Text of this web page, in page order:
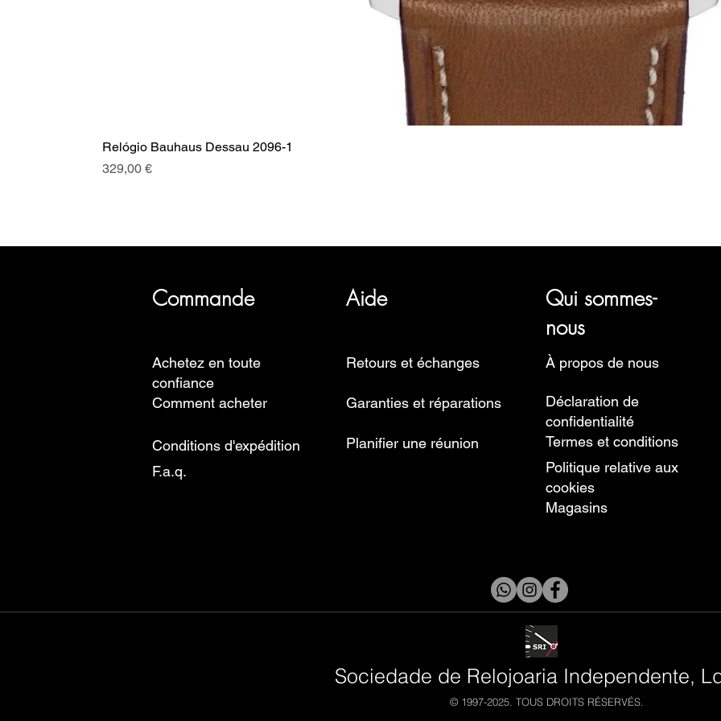
Relógio Bauhaus Dessau 2096-1
Prix
329,00 €
Commande Aide
Qui sommes-
nous
Achetez en toute
confiance
Comment acheter
Conditions d'expédition
Retours et échanges
Garanties et réparations
Planifier une réunion
F.a.q.
À propos de nous
Déclaration de
confidentialité
Termes et conditions
Politique relative aux
cookies
Magasins
Sociedade de Relojoaria Independente,
© 1997-2025. TOUS DROITS RÉSERVÉS.